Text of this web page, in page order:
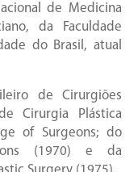
de Medicina
da Faculdade
do Brasil, atual
de Cirurgiões
Cirurgia Plástica
of Surgeons; do
(1970) e da